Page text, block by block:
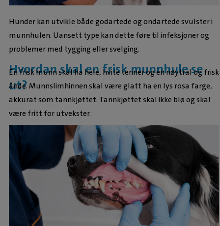
Hunder kan utvikle både godartede og ondartede svulster i
munnhulen. Uansett type kan dette føre til infeksjoner og
problemer med tygging eller svelging.
Hvordan skal en frisk munnhule se
ut?
En frisk munn skal ha hele, hvite tenner og en nøytral og frisk
ånde. Munnslimhinnen skal være glatt ha en lys rosa farge,
akkurat som tannkjøttet. Tannkjøttet skal ikke blø og skal
være fritt for utvekster.